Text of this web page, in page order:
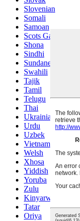
Slovenian
Somali
Samoan
Scots Gaelic
Shona
Sindhi
Sundanese
Swahili
Tajik
Tamil
Telugu
Thai
Ukrainian
Urdu
Uzbek
Vietnamese
Welsh
Xhosa
Yiddish
Yoruba
Zulu
Kinyarwanda
Tatar
Oriya